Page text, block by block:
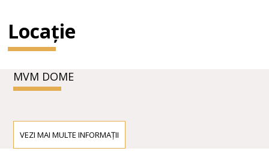
Locație
MVM DOME
VEZI MAI MULTE INFORMAȚII